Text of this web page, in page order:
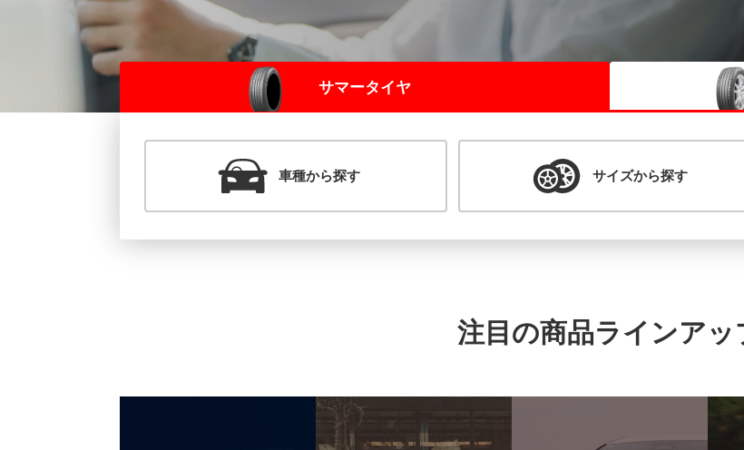
サマータイヤ
車種から探す サイズから探す
注目の商品ラインアッ